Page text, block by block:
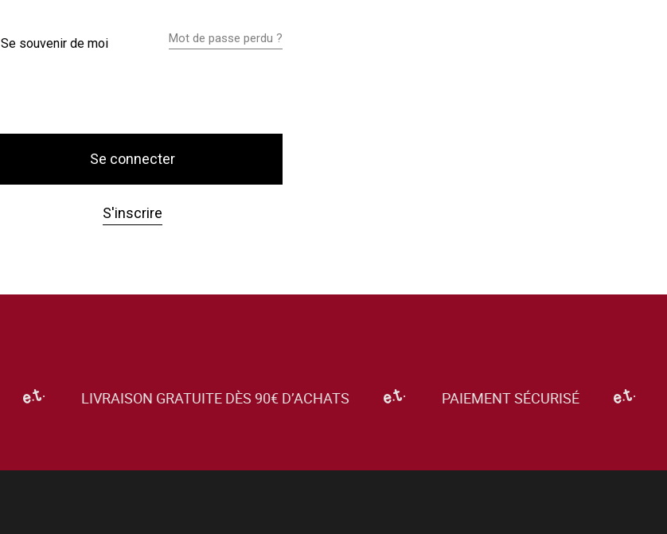
Se souvenir de moi
Se connecter
Mot de passe perdu ?
S'inscrire
LIVRAISON GRATUITE DÈS 90€ D’ACHATS PAIEMENT SÉCURISÉ